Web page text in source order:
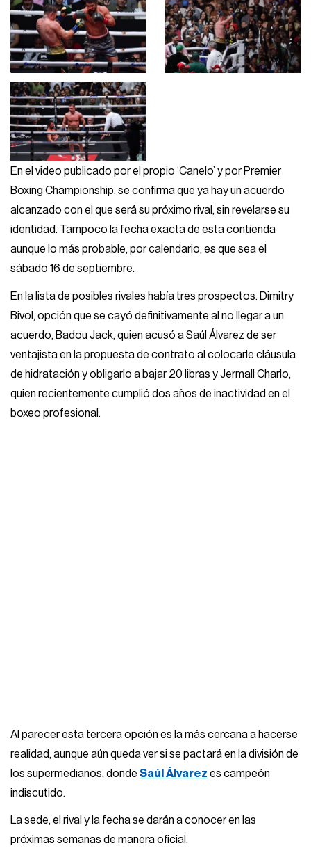
En el video publicado por el propio ‘Canelo’ y por Premier
Boxing Championship, se confirma que ya hay un acuerdo
alcanzado con el que será su próximo rival, sin revelarse su
identidad. Tampoco la fecha exacta de esta contienda
aunque lo más probable, por calendario, es que sea el
sábado 16 de septiembre.
En la lista de posibles rivales había tres prospectos. Dimitry
Bivol, opción que se cayó definitivamente al no llegar a un
acuerdo, Badou Jack, quien acusó a Saúl Álvarez de ser
ventajista en la propuesta de contrato al colocarle cláusula
de hidratación y obligarlo a bajar 20 libras y Jermall Charlo,
quien recientemente cumplió dos años de inactividad en el
boxeo profesional.
Al parecer esta tercera opción es la más cercana a hacerse
realidad, aunque aún queda ver si se pactará en la división de
los supermedianos, dondeSaúl Álvarez es campeón
indiscutido.
La sede, el rival y la fecha se darán a conocer en las
próximas semanas de manera oficial.